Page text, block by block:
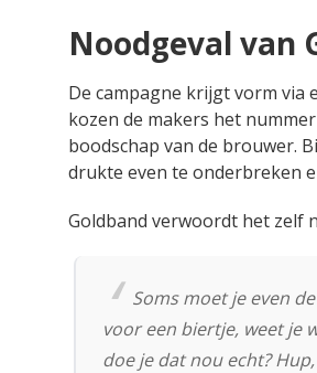
Noodgeval van
De campagne krijgt vorm via
kozen de makers het
boodschap van de brouwer.
drukte even te onderbreken
Goldband verwoordt het zelf
Soms moet je even
voor een biertje, weet je
doe je dat nou echt?